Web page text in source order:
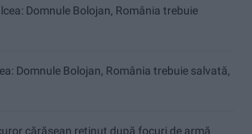
Domnule Bolojan, România trebuie
Domnule Bolojan, România trebuie salvată,
cărășean reținut după focuri de armă